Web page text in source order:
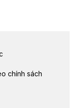
chính sách